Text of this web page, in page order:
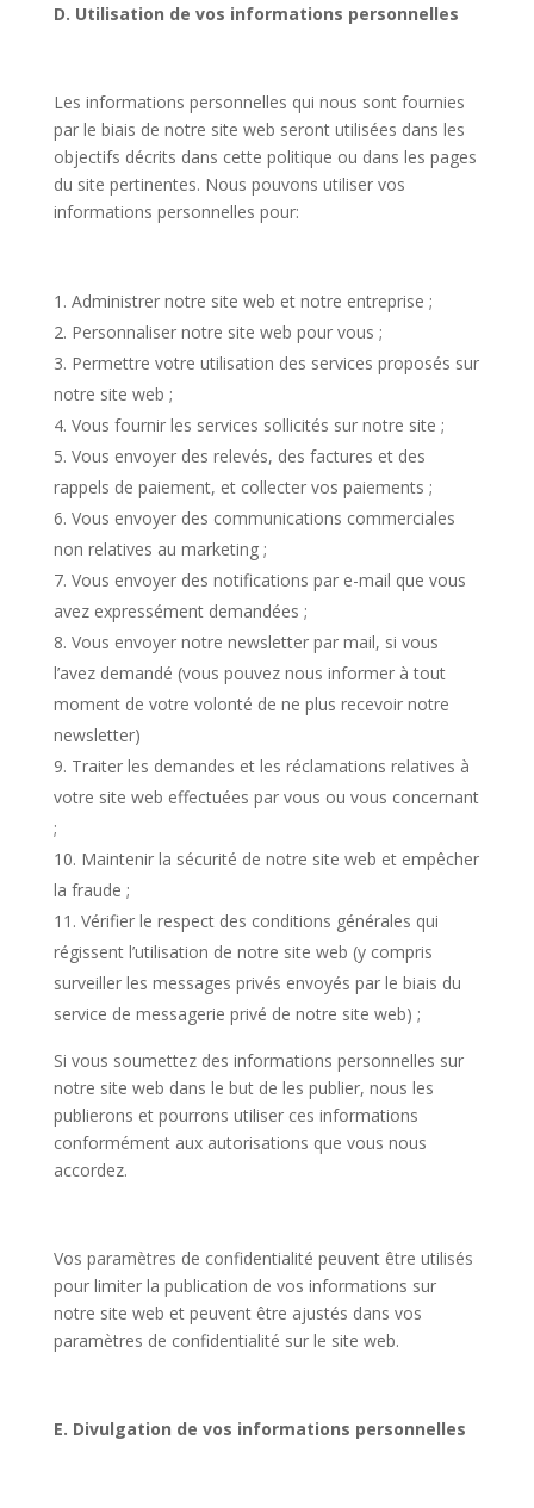
D. Utilisation de vos informations personnelles
Les informations personnelles qui nous sont fournies
par le biais de notre site web seront utilisées dans les
objectifs décrits dans cette politique ou dans les pages
du site pertinentes. Nous pouvons utiliser vos
informations personnelles pour:
Administrer notre site web et notre entreprise ;
Personnaliser notre site web pour vous ;
Permettre votre utilisation des services proposés sur
notre site web ;
Vous fournir les services sollicités sur notre site ;
Vous envoyer des relevés, des factures et des
rappels de paiement, et collecter vos paiements ;
Vous envoyer des communications commerciales
non relatives au marketing ;
Vous envoyer des notifications par e-mail que vous
avez expressément demandées ;
Vous envoyer notre newsletter par mail, si vous
l’avez demandé (vous pouvez nous informer à tout
moment de votre volonté de ne plus recevoir notre
newsletter)
Traiter les demandes et les réclamations relatives à
votre site web effectuées par vous ou vous concernant
;
Maintenir la sécurité de notre site web et empêcher
la fraude ;
Vérifier le respect des conditions générales qui
régissent l’utilisation de notre site web (y compris
surveiller les messages privés envoyés par le biais du
service de messagerie privé de notre site web) ;
Si vous soumettez des informations personnelles sur
notre site web dans le but de les publier, nous les
publierons et pourrons utiliser ces informations
conformément aux autorisations que vous nous
accordez.
Vos paramètres de confidentialité peuvent être utilisés
pour limiter la publication de vos informations sur
notre site web et peuvent être ajustés dans vos
paramètres de confidentialité sur le site web.
E. Divulgation de vos informations personnelles